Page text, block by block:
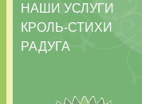
НАШИ УСЛУГИ
КРОЛЬ-СТИХИ
РАДУГА